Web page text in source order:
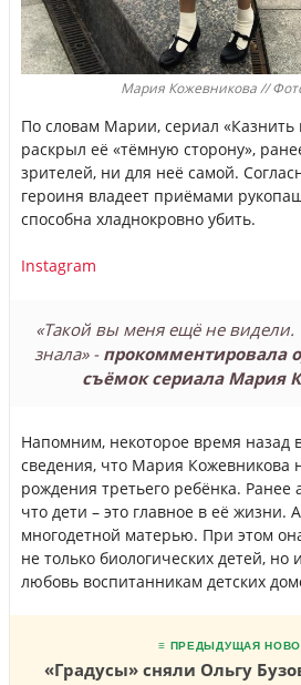
Мария Кожевникова //
По словам Марии, сериал «Казнить
раскрыл её «тёмную сторону»,
зрителей, ни для неё самой.
героиня владеет приёмами
способна хладнокровно убить.
Instagram
«Такой вы меня ещё не видели.
знала» - прокомментировала
съёмок сериала Мария
Напомним, некоторое время назад
сведения, что Мария Кожевникова
рождения третьего ребёнка. Ранее
что дети – это главное в её жизни.
многодетной матерью. При этом
не только биологических детей,
любовь воспитанникам детских
≡ ПРЕДЫДУЩАЯ
«Градусы» сняли Ольгу